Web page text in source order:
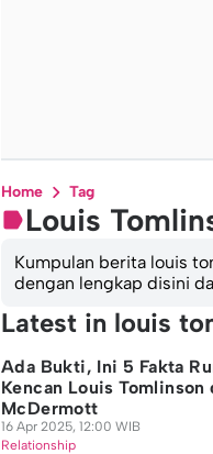
Home Tag
Louis
Kumpulan berita louis
dengan lengkap disini
Latest in louis
Ada Bukti, Ini 5 Fakta
Kencan Louis Tomlinson
McDermott
16 Apr 2025, 12:00 WIB
Relationship